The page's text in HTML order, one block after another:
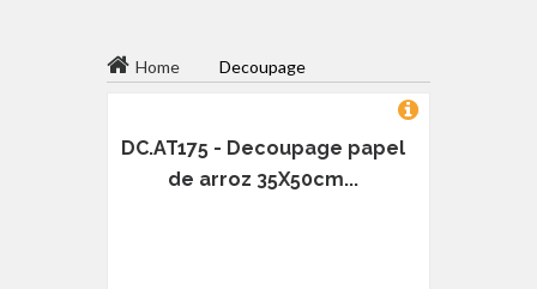
Home Decoupage
DC.AT175 - Decoupage papel
de arroz 35X50cm...